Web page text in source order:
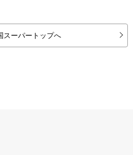
スーパートップへ